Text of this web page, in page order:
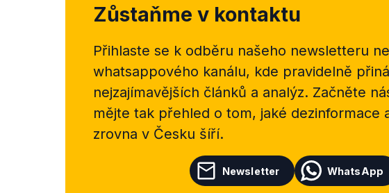
Zůstaňme v kontaktu
Přihlaste se k odběru našeho newsletteru
whatsappového kanálu, kde pravidelně
nejzajímavějších článků a analýz. Začněte
mějte tak přehled o tom, jaké dezinformace
zrovna v Česku šíří.
Newsletter WhatsApp